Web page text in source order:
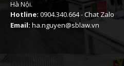
Hà Nội.
Hotline: 0904.340.664-Chat Zalo
Email: ha.nguyen@sblaw.vn